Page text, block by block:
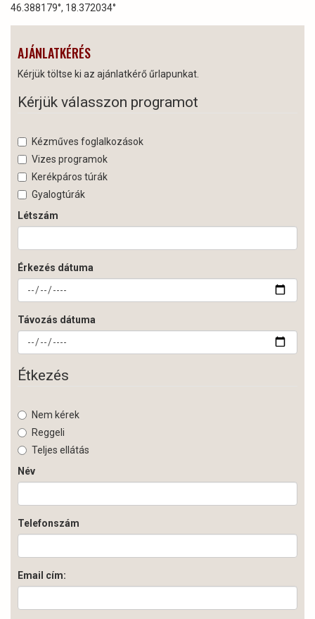
46.388179°, 18.372034°
AJÁNLATKÉRÉS
Kérjük töltse ki az ajánlatkérő űrlapunkat.
Kérjük válasszon programot
Kézműves foglalkozások
Vizes programok
Kerékpáros túrák
Gyalogtúrák
Létszám
Érkezés dátuma
Távozás dátuma
Étkezés
Nem kérek
Reggeli
Teljes ellátás
Név
Telefonszám
Email cím: